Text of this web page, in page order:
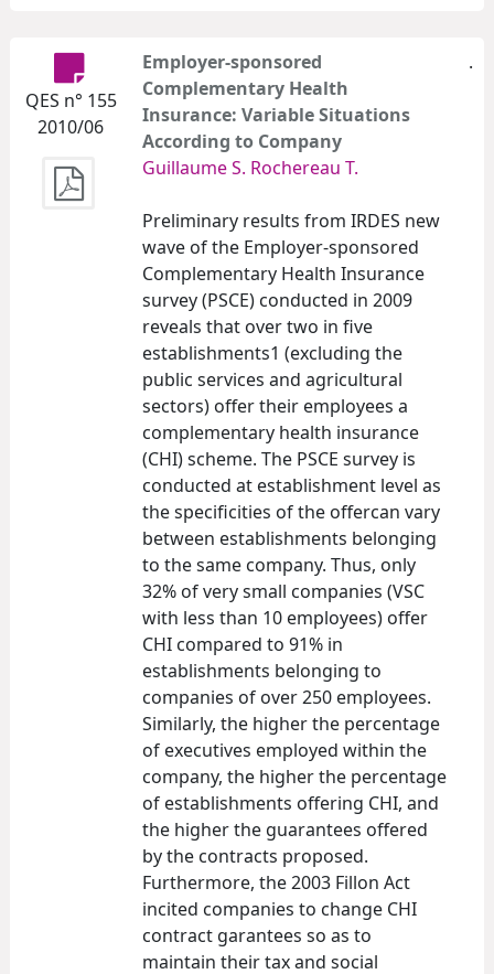
QES n° 155
2010/06
Employer-sponsored
Complementary Health
Insurance: Variable Situations
According to Company
Guillaume S. Rochereau T.
Preliminary results from IRDES new
wave of the Employer-sponsored
Complementary Health Insurance
survey (PSCE) conducted in 2009
reveals that over two in five
establishments1 (excluding the
public services and agricultural
sectors) offer their employees a
complementary health insurance
(CHI) scheme. The PSCE survey is
conducted at establishment level as
the specificities of the offercan vary
between establishments belonging
to the same company. Thus, only
32% of very small companies (VSC
with less than 10 employees) offer
CHI compared to 91% in
establishments belonging to
companies of over 250 employees.
Similarly, the higher the percentage
of executives employed within the
company, the higher the percentage
of establishments offering CHI, and
the higher the guarantees offered
by the contracts proposed.
Furthermore, the 2003 Fillon Act
incited companies to change CHI
contract garantees so as to
maintain their tax and social
.